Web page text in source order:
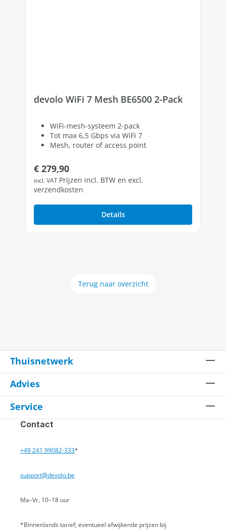
devolo WiFi 7 Mesh BE6500 2-Pack
WiFi-mesh-systeem 2-pack
Tot max 6,5 Gbps via WiFi 7
Mesh, router of access point
Normale prijs:
€ 279,90
incl. VAT Prijzen incl. BTW en excl.
verzendkosten
Details
Terug naar overzicht
Thuisnetwerk
Advies
Service
Contact
+49 241 99082-333*
support@devolo.be
Ma–Vr, 10–18 uur
*Binnenlands tarief; eventueel afwijkende prijzen bij